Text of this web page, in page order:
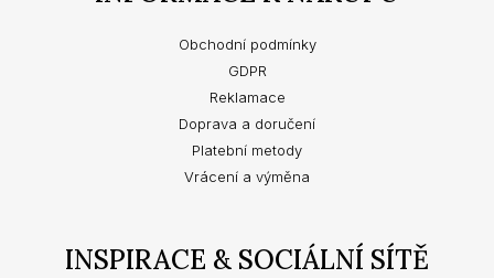
Obchodní podmínky
GDPR
Reklamace
Doprava a doručení
Platební metody
Vrácení a výměna
INSPIRACE & SOCIÁLNÍ SÍTĚ